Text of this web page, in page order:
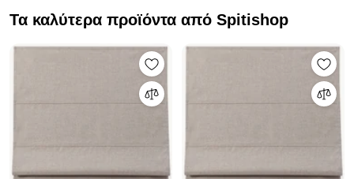
Τα καλύτερα προϊόντα από Spitishop